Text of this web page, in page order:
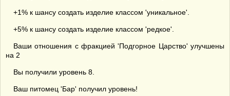
+1% к шансу создать изделие классом 'уникальное'.
+5% к шансу создать изделие классом 'редкое'.
Ваши отношения с фракцией 'Подгорное Царство' улучшены
на 2
Вы получили уровень 8.
Ваш питомец 'Бар' получил уровень!